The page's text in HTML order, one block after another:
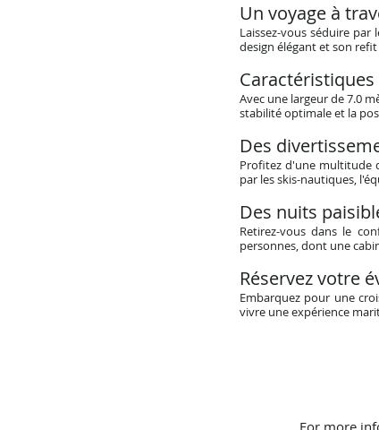
Un voyage à
Laissez-vous séduire par
design élégant et son
Avec une largeur de 7.0
stabilité optimale et la
Des
Profitez d'une multitude
par les skis-nautiques,
Des nuits
Retirez-vous dans le
personnes, dont une
Réservez votre
Embarquez pour une
vivre une expérience
For more